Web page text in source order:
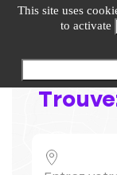
undefined
This site uses
to activate